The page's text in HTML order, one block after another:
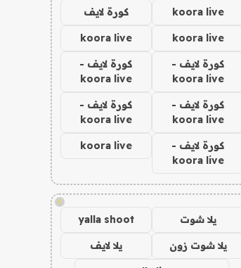
koora live كورة لايف
koora live
koora live
كورة لايف -
koora live
كورة لايف -
koora live
كورة لايف -
koora live
كورة لايف -
koora live
كورة لايف -
koora live
koora live
!
يلا شوت yalla shoot
يلا شوت زون يلا لايف